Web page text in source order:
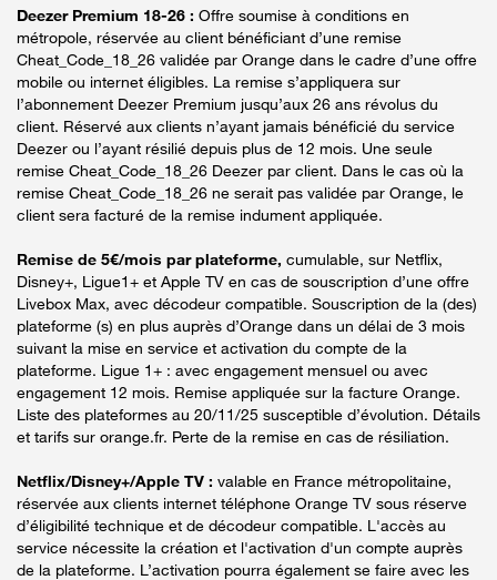
Deezer Premium 18-26 : Offre soumise à conditions en
métropole, réservée au client bénéficiant d’une remise
Cheat_Code_18_26 validée par Orange dans le cadre d’une offre
mobile ou internet éligibles. La remise s’appliquera sur
l’abonnement Deezer Premium jusqu’aux 26 ans révolus du
client. Réservé aux clients n’ayant jamais bénéficié du service
Deezer ou l’ayant résilié depuis plus de 12 mois. Une seule
remise Cheat_Code_18_26 Deezer par client. Dans le cas où la
remise Cheat_Code_18_26 ne serait pas validée par Orange, le
client sera facturé de la remise indument appliquée.
Remise de 5€/mois par plateforme, cumulable, sur Netflix,
Disney+, Ligue1+ et Apple TV en cas de souscription d’une offre
Livebox Max, avec décodeur compatible. Souscription de la (des)
plateforme (s) en plus auprès d’Orange dans un délai de 3 mois
suivant la mise en service et activation du compte de la
plateforme. Ligue 1+ : avec engagement mensuel ou avec
engagement 12 mois. Remise appliquée sur la facture Orange.
Liste des plateformes au 20/11/25 susceptible d’évolution. Détails
et tarifs sur orange.fr. Perte de la remise en cas de résiliation.
Netflix/Disney+/Apple TV : valable en France métropolitaine,
réservée aux clients internet téléphone Orange TV sous réserve
d’éligibilité technique et de décodeur compatible. L'accès au
service nécessite la création et l'activation d'un compte auprès
de la plateforme. L’activation pourra également se faire avec les